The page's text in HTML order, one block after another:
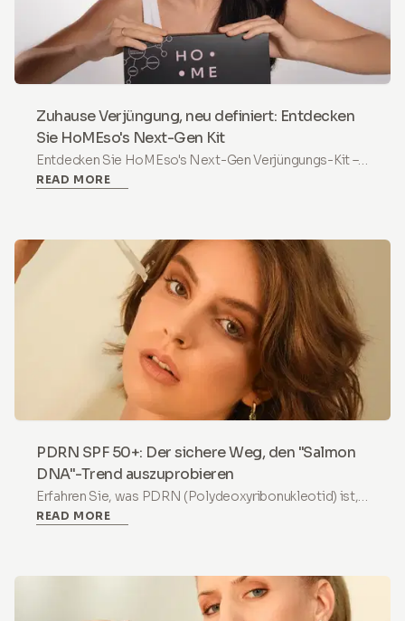
Zuhause Verjüngung, neu definiert: Entdecken
Sie HoMEso's Next-Gen Kit
Entdecken Sie HoMEso's Next-Gen Verjüngungs-Kit –
eine sichere, schmerzfreie Mikronadelungslösung für zu
READ MORE
PDRN SPF 50+: Der sichere Weg, den "Salmon
DNA"-Trend auszuprobieren
Erfahren Sie, was PDRN (Polydeoxyribonukleotid) ist,
wie es die Hautregeneration unterstützt, was gemäß
Salmon-DNA-Trend auszuprobieren.
READ MORE